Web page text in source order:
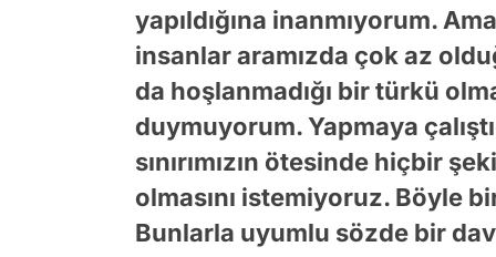
yapıldığına inanmıyorum.
insanlar aramızda çok az
da hoşlanmadığı bir türkü
duymuyorum. Yapmaya
sınırımızın ötesinde hiçbir
olmasını istemiyoruz. Böyle
Bunlarla uyumlu sözde bir